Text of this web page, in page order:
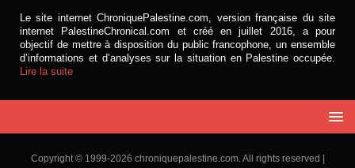
Le site internet ChroniquePalestine.com, version française du site
internet PalestineChronical.com et créé en juillet 2016, a pour
objectif de mettre à disposition du public francophone, un ensemble
d’informations et d’analyses sur la situation en Palestine occupée.
Lire la suite
Copyright © 1999-2026 chroniquepalestine.com. All rights reserved |